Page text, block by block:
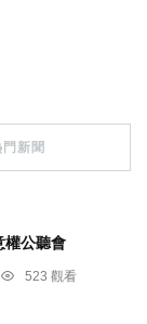
門新聞
權公聽會
523 觀看